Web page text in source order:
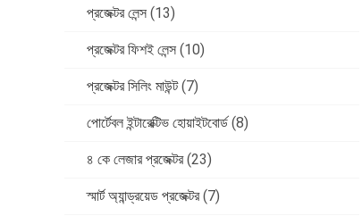
প্রজেক্টর লেন্স (13)
প্রজেক্টর ফিশই লেন্স (10)
প্রজেক্টর সিলিং মাউন্ট (7)
পোর্টেবল ইন্টারেক্টিভ হোয়াইটবোর্ড (8)
৪ কে লেজার প্রজেক্টর (23)
স্মার্ট অ্যান্ড্রয়েড প্রজেক্টর (7)